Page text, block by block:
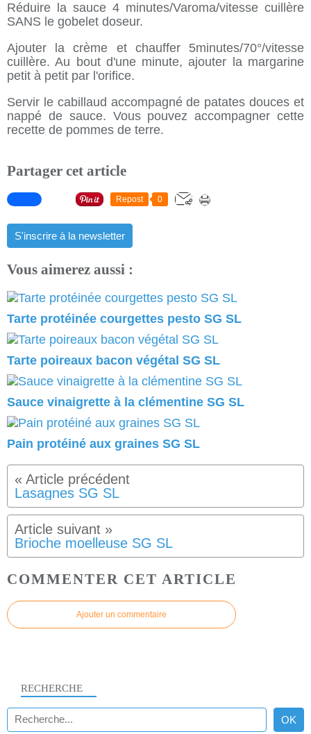
Réduire la sauce 4 minutes/Varoma/vitesse cuillère
SANS le gobelet doseur.
Ajouter la crème et chauffer 5minutes/70°/vitesse
cuillère. Au bout d'une minute, ajouter la margarine
petit à petit par l'orifice.
Servir le cabillaud accompagné de patates douces et
nappé de sauce. Vous pouvez accompagner cette
recette de pommes de terre.
Partager cet article
Repost 0
S'inscrire à la newsletter
Vous aimerez aussi :
Tarte protéinée courgettes pesto SG SL
Tarte poireaux bacon végétal SG SL
Sauce vinaigrette à la clémentine SG SL
Pain protéiné aux graines SG SL
Lasagnes SG SL
Brioche moelleuse SG SL
COMMENTER CET ARTICLE
Ajouter un commentaire
RECHERCHE